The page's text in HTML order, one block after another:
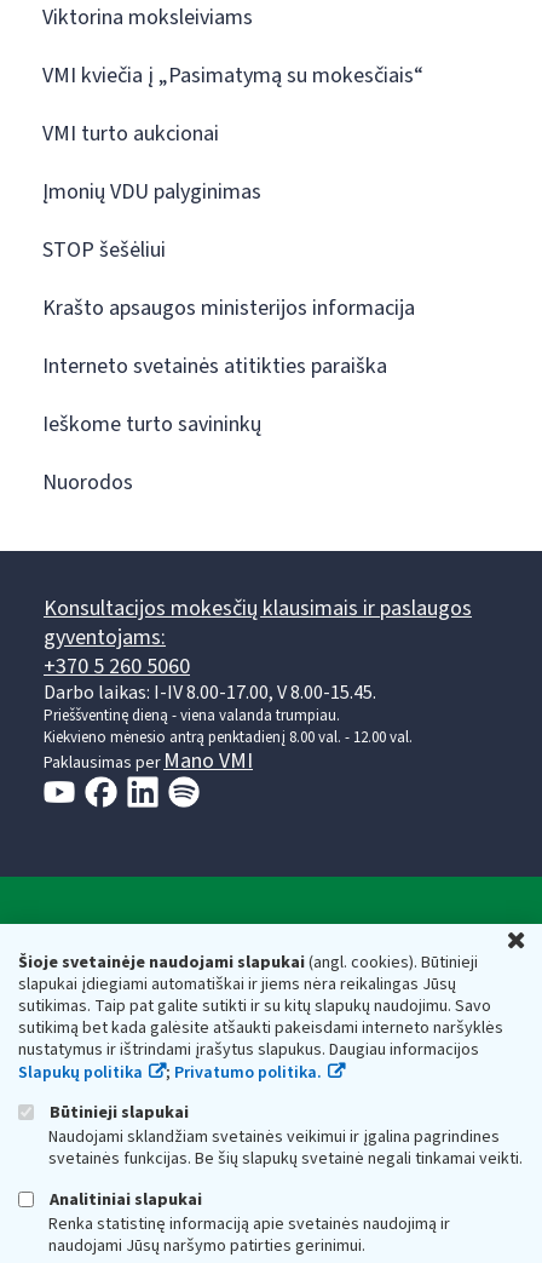
Šioje svetainėje naudojami slapukai(angl. cookies). Būtinieji
slapukai įdiegiami automatiškai ir jiems nėra reikalingas Jūsų
sutikimas. Taip pat galite sutikti ir su kitų slapukų naudojimu. Savo
sutikimą bet kada galėsite atšaukti pakeisdami interneto naršyklės
nustatymus ir ištrindami įrašytus slapukus. Daugiau informacijos
Slapukų politika
; Privatumo politika.
Būtinieji slapukai
Naudojami sklandžiam svetainės veikimui ir įgalina pagrindines
svetainės funkcijas. Be šių slapukų svetainė negali tinkamai veikti.
Analitiniai slapukai
Renka statistinę informaciją apie svetainės naudojimą ir
naudojami Jūsų naršymo patirties gerinimui.
Viktorina moksleiviams
VMI kviečia į „Pasimatymą su mokesčiais“
VMI turto aukcionai
Įmonių VDU palyginimas
STOP šešėliui
Krašto apsaugos ministerijos informacija
Interneto svetainės atitikties paraiška
Ieškome turto savininkų
Nuorodos
Konsultacijos mokesčių klausimais ir paslaugos
gyventojams:
+370 5 260 5060
Darbo laikas: I-IV 8.00-17.00, V 8.00-15.45.
Prieššventinę dieną - viena valanda trumpiau.
Kiekvieno mėnesio antrą penktadienį 8.00 val. - 12.00 val.
Paklausimas per Mano VMI
Respublikos finansų ministerijos
Biudžetinė įstaiga. Juridinio asmens kodas — 188659752,
adresas: Vasario 16-osios g. 14, 01107 Vilnius, Lietuva, el.paštas:
vmi@vmi.lt, E. pristatymo dėžutės adresas 188659752
Duomenys apie Valstybinę mokesčių inspekciją prie Lietuvos
Respublikos finansų ministerijos kaupiami ir saugomi Juridinių